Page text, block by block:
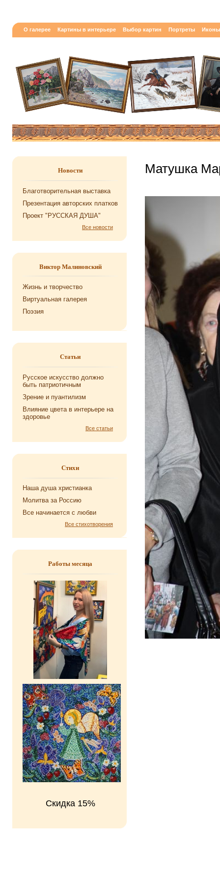
О галерее Картины в интерьере Выбор картин Портреты Иконы
Новости
Благотворительная выставка
Презентация авторских платков
Проект "РУССКАЯ ДУША"
Все новости
Виктор Малиновский
Жизнь и творчество
Виртуальная галерея
Поэзия
Статьи
Русское искусство должно
быть патриотичным
Зрение и пуантилизм
Влияние цвета в интерьере на
здоровье
Все статьи
Стихи
Наша душа хри­сти­ан­ка
Мо­лит­ва за Рос­сию
Все на­чи­на­ет­ся с любви
Все стихотворения
Работы месяца
Скидка 15%
Матушка